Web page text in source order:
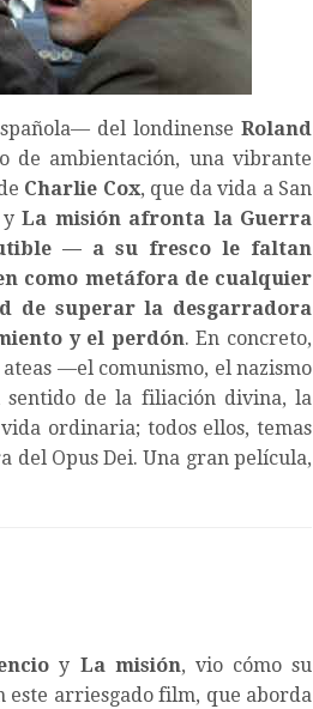
del londinense Roland
de ambientación, una vibrante
Charlie Cox, que da vida a San
yLa misión afronta la Guerra
— a su fresco le faltan
como metáfora de cualquier
de superar la desgarradora
y el perdón. En concreto,
—el comunismo, el nazismo
de la filiación divina, la
ordinaria; todos ellos, temas
del Opus Dei. Una gran película,
y La misión, vio cómo su
este arriesgado film, que aborda